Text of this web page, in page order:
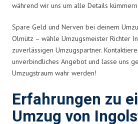
während wir uns um alle Details kümmern.
Spare Geld und Nerven bei deinem
Olmütz – wähle Umzugsmeister Richter
zuverlässigen Umzugspartner.
unverbindliches Angebot und lasse uns
Umzugstraum wahr werden!
Erfahrungen zu
Umzug von